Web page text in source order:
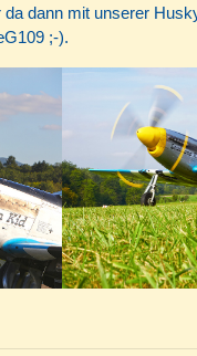
dann mit unserer
G109 ;-).